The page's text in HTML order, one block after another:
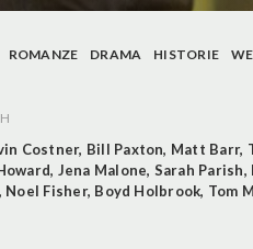
ROMANZE DRAMA HISTORIE
Costner, Bill Paxton, Matt Barr,
, Jena Malone, Sarah Parish,
, Noel Fisher, Boyd Holbrook, Tom